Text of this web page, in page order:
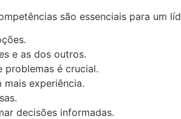
são essenciais para um
e as dos outros.
problemas é crucial.
experiência.
decisões informadas.